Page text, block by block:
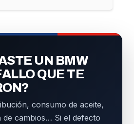
UN BMW
QUE TE
consumo de aceite,
de cambios… Si el defecto